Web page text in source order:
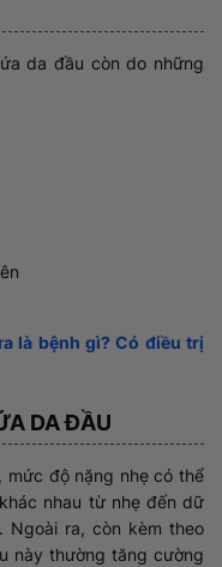
da đầu còn do những
là bệnh gì? Có điều trị
DA ĐẦU
mức độ nặng nhẹ có thể
nhau từ nhẹ đến dữ
Ngoài ra, còn kèm theo
này thường tăng cường